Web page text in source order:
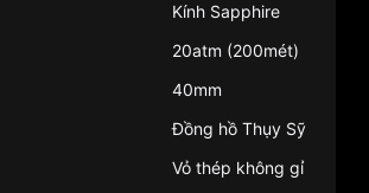
Kính Sapphire
20atm (200mét)
40mm
Đồng hồ Thụy Sỹ
Vỏ thép không gỉ